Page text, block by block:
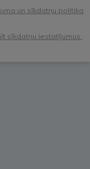
un sīkdatņu politika
sīkdatņu iestatījumus.